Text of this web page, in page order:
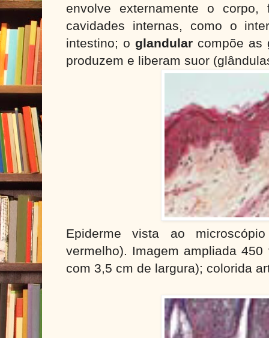
envolve externamente o
cavidades internas, como o
intestino; o glandular compõe as
produzem e liberam suor
Epiderme vista ao
vermelho). Imagem ampliada
com 3,5 cm de largura); colorida